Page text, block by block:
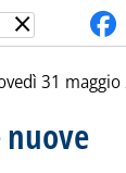
×
31 maggio